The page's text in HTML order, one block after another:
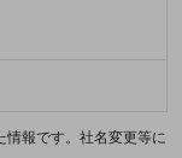
報です。社名変更等に